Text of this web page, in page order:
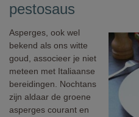
pestosaus
Asperges, ook wel
bekend als ons witte
goud, associeer je niet
meteen met Italiaanse
bereidingen. Nochtans
zijn aldaar de groene
asperges courant en